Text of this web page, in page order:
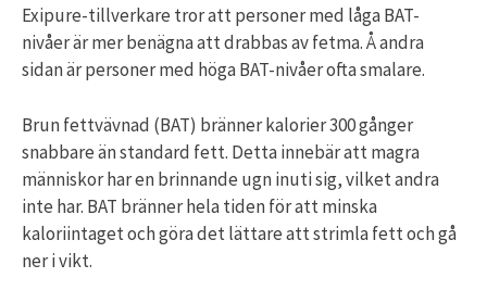
Exipure-tillverkare tror att personer med låga BAT-
nivåer är mer benägna att drabbas av fetma. Å andra
sidan är personer med höga BAT-nivåer ofta smalare.
Brun fettvävnad (BAT) bränner kalorier 300 gånger
snabbare än standard fett. Detta innebär att magra
människor har en brinnande ugn inuti sig, vilket andra
inte har. BAT bränner hela tiden för att minska
kaloriintaget och göra det lättare att strimla fett och gå
ner i vikt.